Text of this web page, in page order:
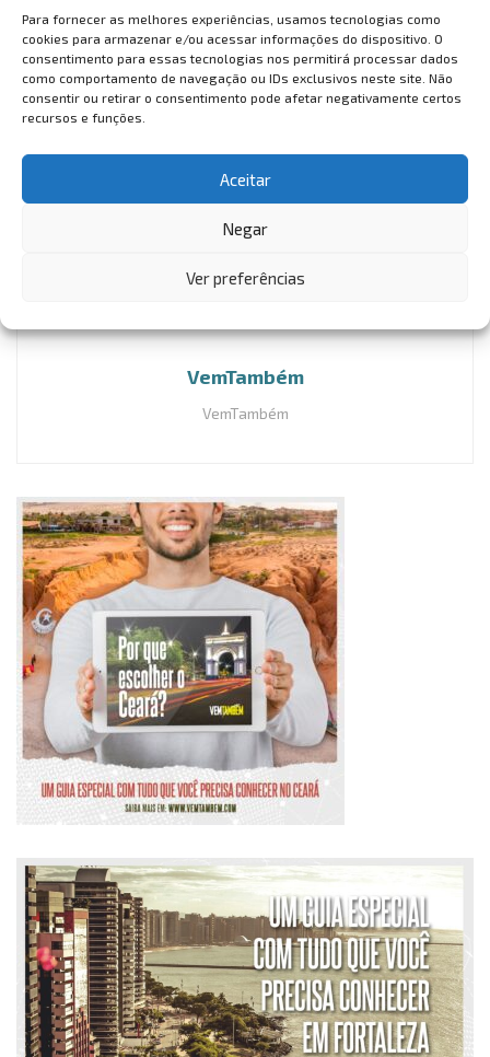
Para fornecer as melhores experiências, usamos tecnologias como
cookies para armazenar e/ou acessar informações do dispositivo. O
consentimento para essas tecnologias nos permitirá processar dados
como comportamento de navegação ou IDs exclusivos neste site. Não
consentir ou retirar o consentimento pode afetar negativamente certos
recursos e funções.
Aceitar
Negar
Ver preferências
Serviço
Festival Unaé – Sonhar o Cariri
Entrada Gratuita
Data: 26 a 29 de Outubro
Local: Centro Cultural do Cariri Sérvulo Esmeraldo. Av.
Joaquim Pinheiro Bezerra de Menezes, 1, Gizélia Pinheiro
VemTambém
VemTambém